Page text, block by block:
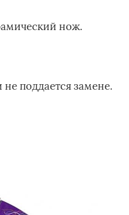
нож.
поддается замене.